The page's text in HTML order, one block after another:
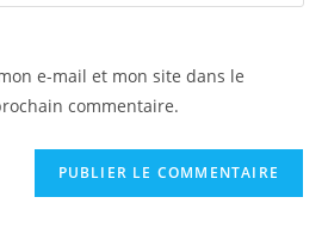
e-mail et mon site dans le
commentaire.